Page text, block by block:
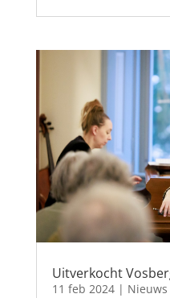
Uitverkocht
11 feb 2024| Nieuws